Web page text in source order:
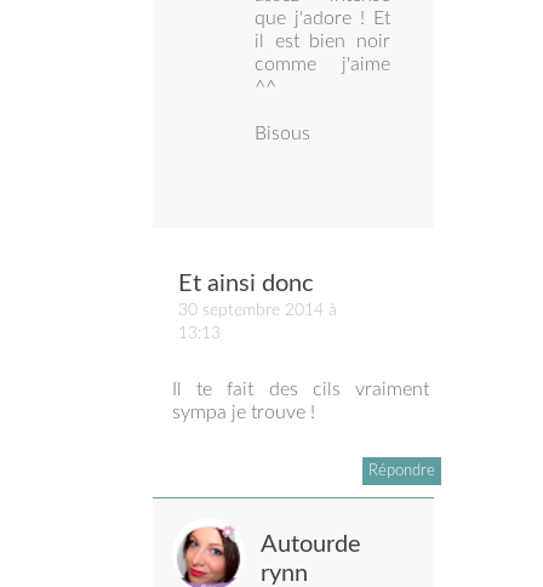
que j'adore ! Et
il est bien noir
comme j'aime
^^
Bisous
Et ainsi donc
30 septembre 2014 à
13:13
Il te fait des cils vraiment
sympa je trouve !
Répondre
Autourde
rynn